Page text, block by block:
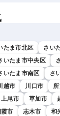
たま市北区
さい
いたま市中央区
いたま市南区
さ
越市 川口市
上尾市 草加市
市 志木市 和